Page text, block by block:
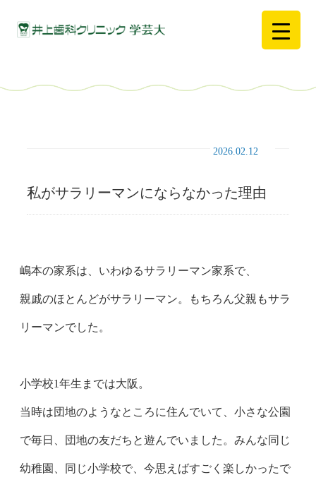
2026.02.12
私がサラリーマンにならなかった理由
嶋本の家系は、いわゆるサラリーマン家系で、
親戚のほとんどがサラリーマン。もちろん父親もサラ
リーマンでした。
小学校1年生までは大阪。
当時は団地のようなところに住んでいて、小さな公園
で毎日、団地の友だちと遊んでいました。みんな同じ
幼稚園、同じ小学校で、今思えばすごく楽しかったで